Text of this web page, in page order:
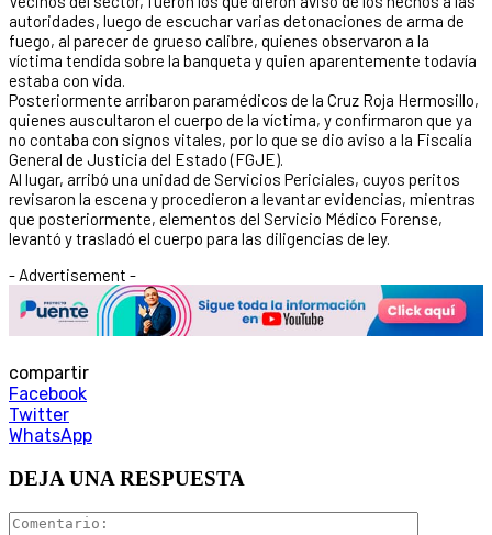
autoridades, luego de escuchar varias detonaciones de arma de
fuego, al parecer de grueso calibre, quienes observaron a la
víctima tendida sobre la banqueta y quien aparentemente todavía
estaba con vida.
Posteriormente arribaron paramédicos de la Cruz Roja Hermosillo,
quienes auscultaron el cuerpo de la víctima, y confirmaron que ya
no contaba con signos vitales, por lo que se dio aviso a la Fiscalía
General de Justicia del Estado (FGJE).
Al lugar, arribó una unidad de Servicios Periciales, cuyos peritos
revisaron la escena y procedieron a levantar evidencias, mientras
que posteriormente, elementos del Servicio Médico Forense,
levantó y trasladó el cuerpo para las diligencias de ley.
- Advertisement -
compartir
Facebook
Twitter
WhatsApp
DEJA UNA RESPUESTA